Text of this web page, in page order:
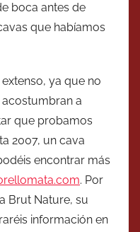
boca antes de
que habíamos
ya que no
a
que probamos
2007, un cava
encontrar más
. Por
Brut Nature, su
información en